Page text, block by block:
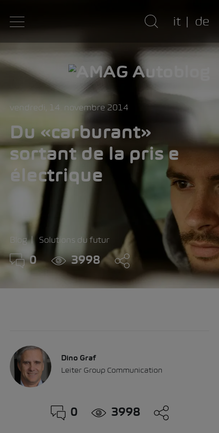
it de
vendredi, 14. novembre 2014
Du «carburant»
sortant de la pris e
électrique
Blog Solutions du futur
0 3998
Dino Graf
Leiter Group Communication
0 3998